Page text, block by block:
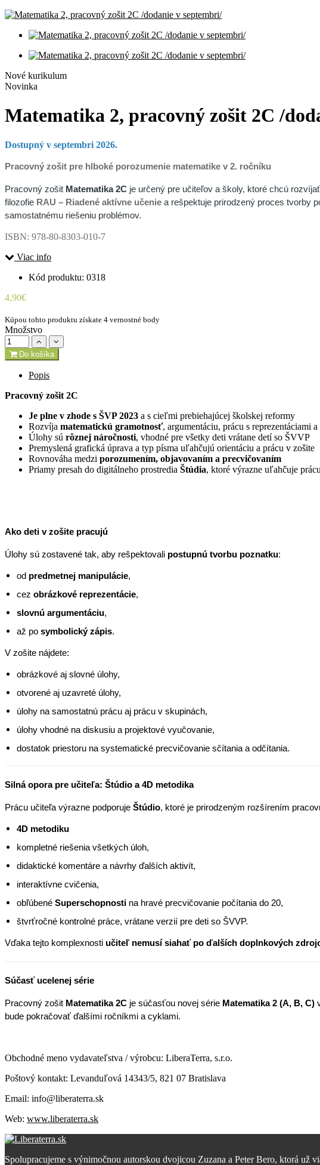
Nové kurikulum
Novinka
Matematika 2, pracovný zošit 2C /
Dostupný v septembri 2026.
Pracovný zošit pre hlboké porozumenie matematike v 2. ročníku
Pracovný zošit Matematika 2C je určený pre učiteľov a školy, ktoré chcú
filozofie RAU – Riadené aktívne učenie a rešpektuje prirodzený proces tvorby
samostatnému riešeniu problémov.
ISBN: 978-80-8303-010-7
Viac info
Kód produktu: 0318
4,90€
Kúpou tohto produktu získate 4 vernostné body
Množstvo
Do košíka
Popis
Pracovný zošit 2C
Je plne v zhode s ŠVP 2023 a s cieľmi prebiehajúcej školskej reformy
Rozvíja matematickú gramotnosť, argumentáciu, prácu s reprezentáciami
Úlohy sú rôznej náročnosti, vhodné pre všetky deti vrátane detí so ŠVVP
Premyslená grafická úprava a typ písma uľahčujú orientáciu a prácu v zošite
Rovnováha medzi porozumením, objavovaním a precvičovaním
Priamy presah do digitálneho prostredia Štúdia, ktoré výrazne uľahčuje
Ako deti v zošite pracujú
Úlohy sú zostavené tak, aby rešpektovali postupnú tvorbu poznatku:
od predmetnej manipulácie,
cez obrázkové reprezentácie,
slovnú argumentáciu,
až po symbolický zápis.
V zošite nájdete:
obrázkové aj slovné úlohy,
otvorené aj uzavreté úlohy,
úlohy na samostatnú prácu aj prácu v skupinách,
úlohy vhodné na diskusiu a projektové vyučovanie,
dostatok priestoru na systematické precvičovanie sčítania a odčítania.
Silná opora pre učiteľa: Štúdio a 4D metodika
Prácu učiteľa výrazne podporuje Štúdio, ktoré je prirodzeným rozšírením
4D metodiku
kompletné riešenia všetkých úloh,
didaktické komentáre a návrhy ďalších aktivít,
interaktívne cvičenia,
obľúbené Superschopnosti na hravé precvičovanie počítania do 20,
štvrťročné kontrolné práce, vrátane verzií pre deti so ŠVVP.
Vďaka tejto komplexnosti učiteľ nemusí siahať po ďalších doplnkových
Súčasť ucelenej série
Pracovný zošit Matematika 2C je súčasťou novej série Matematika 2 (A, B, C)
bude pokračovať ďalšími ročníkmi a cyklami.
Obchodné meno vydavateľstva / výrobcu: LiberaTerra, s.r.o.
Poštový kontakt: Levanduľová 14343/5, 821 07 Bratislava
Email: info@liberaterra.sk
Web: www.liberaterra.sk
Spolupracujeme s výnimočnou autorskou dvojicou Zuzana a Peter Bero, ktorá